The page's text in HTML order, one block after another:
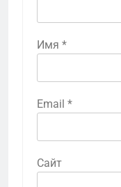
Имя *
Email *
Сайт